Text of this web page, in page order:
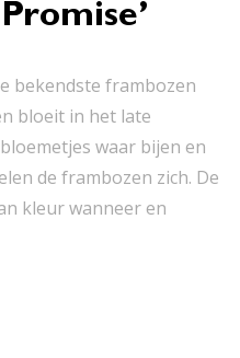
bekendste frambozen
bloeit in het late
waar bijen en
de frambozen zich. De
kleur wanneer en